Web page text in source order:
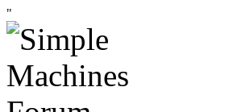
"